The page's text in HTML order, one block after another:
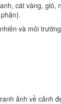
cát vàng, gió,
và môi
ảnh về cảnh